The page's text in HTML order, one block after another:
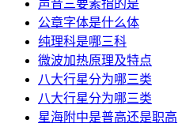
声音三要素指的是
公章字体是什么体
纯理科是哪三科
微波加热原理及特点
八大行星分为哪三类
八大行星分为哪三类
星海附中是普高还是职高